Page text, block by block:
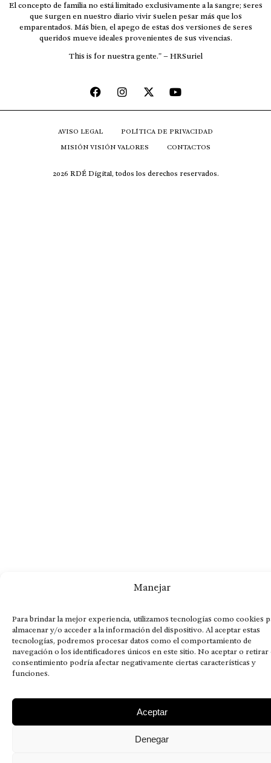
Manejar
Para brindar la mejor experiencia, utilizamos tecnologías como cookies
almacenar y/o acceder a la información del dispositivo. Al aceptar estas
tecnologías, podremos procesar datos como el comportamiento de
navegación o los identificadores únicos en este sitio. No aceptar o retirar
consentimiento podría afectar negativamente ciertas características y
funciones.
Aceptar
Denegar
El concepto de familia no está limitado exclusivamente a la sangre; seres
que surgen en nuestro diario vivir suelen pesar más que los
emparentados. Más bien, el apego de estas dos versiones de seres
queridos mueve ideales provenientes de sus vivencias.
This is for nuestra gente.” – HRSuriel
AVISO LEGAL
POLÍTICA DE PRIVACIDAD
MISIÓN VISIÓN VALORES
CONTACTOS
2026 RDÉ Digital, todos los derechos reservados.